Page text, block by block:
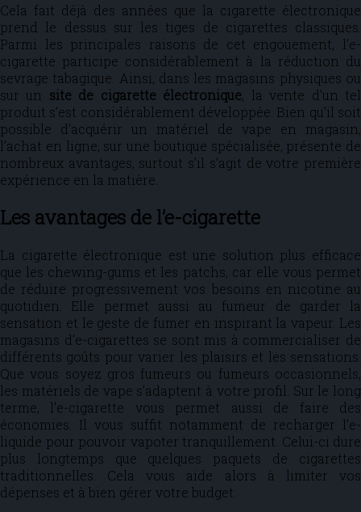
Cela fait déjà des années que la cigarette électronique
prend le dessus sur les tiges de cigarettes classiques.
Parmi les principales raisons de cet engouement, l’e-
cigarette participe considérablement à la réduction du
sevrage tabagique. Ainsi, dans les magasins physiques ou
sur un site de cigarette électronique, la vente d’un tel
produit s’est considérablement développée. Bien qu’il soit
possible d’acquérir un matériel de vape en magasin,
l’achat en ligne, sur une boutique spécialisée, présente de
nombreux avantages, surtout s’il s’agit de votre première
expérience en la matière.
Les avantages de l’e-cigarette
La cigarette électronique est une solution plus efficace
que les chewing-gums et les patchs, car elle vous permet
de réduire progressivement vos besoins en nicotine au
quotidien. Elle permet aussi au fumeur de garder la
sensation et le geste de fumer en inspirant la vapeur. Les
magasins d’e-cigarettes se sont mis à commercialiser de
différents goûts pour varier les plaisirs et les sensations.
Que vous soyez gros fumeurs ou fumeurs occasionnels,
les matériels de vape s’adaptent à votre profil. Sur le long
terme, l’e-cigarette vous permet aussi de faire des
économies. Il vous suffit notamment de recharger l’e-
liquide pour pouvoir vapoter tranquillement. Celui-ci dure
plus longtemps que quelques paquets de cigarettes
traditionnelles. Cela vous aide alors à limiter vos
dépenses et à bien gérer votre budget.